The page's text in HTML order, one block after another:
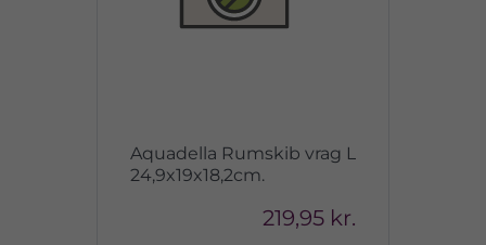
Aquadella Rumskib vrag L
24,9x19x18,2cm.
219,95 kr.